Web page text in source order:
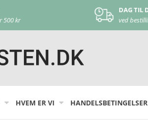
DAG TIL DAG LEVERING
ved bestilling inden kl 13:00
HVEM ER VI HANDELSBETINGELSER